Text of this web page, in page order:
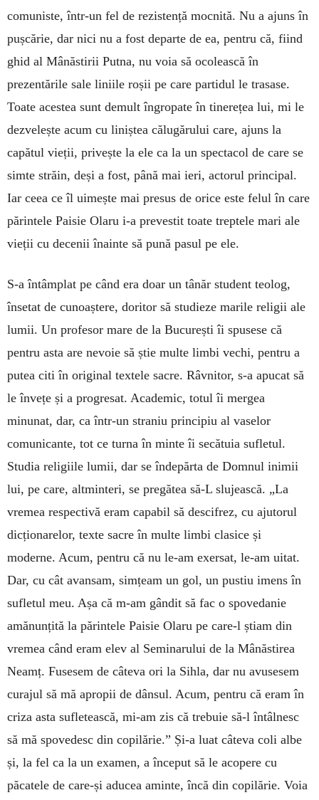
comuniste, într-un fel de rezistență mocnită. Nu a ajuns în
pușcărie, dar nici nu a fost departe de ea, pentru că, fiind
ghid al Mânăstirii Putna, nu voia să ocolească în
prezentările sale liniile roșii pe care partidul le trasase.
Toate acestea sunt demult îngropate în tinerețea lui, mi le
dezvelește acum cu liniștea călugărului care, ajuns la
capătul vieții, privește la ele ca la un spectacol de care se
simte străin, deși a fost, până mai ieri, actorul principal.
Iar ceea ce îl uimește mai presus de orice este felul în care
părintele Paisie Olaru i-a prevestit toate treptele mari ale
vieții cu decenii înainte să pună pasul pe ele.
S-a întâmplat pe când era doar un tânăr student teolog,
însetat de cunoaștere, doritor să studieze marile religii ale
lumii. Un profesor mare de la București îi spusese că
pentru asta are nevoie să știe multe limbi vechi, pentru a
putea citi în original textele sacre. Râvnitor, s-a apucat să
le învețe și a progresat. Academic, totul îi mergea
minunat, dar, ca într-un straniu principiu al vaselor
comunicante, tot ce turna în minte îi secătuia sufletul.
Studia religiile lumii, dar se îndepărta de Domnul inimii
lui, pe care, altminteri, se pregătea să-L slujească. „La
vremea respectivă eram capabil să descifrez, cu ajutorul
dicționarelor, texte sacre în multe limbi clasice și
moderne. Acum, pentru că nu le-am exersat, le-am uitat.
Dar, cu cât avansam, simțeam un gol, un pustiu ­imens în
sufletul meu. Așa că m-am gândit să fac o spovedanie
amănunțită la părintele Paisie Olaru pe care-l știam din
vremea când eram elev al Seminarului de la Mânăstirea
Neamț. Fusesem de câteva ori la Sihla, dar nu avusesem
curajul să mă apropii de dânsul. Acum, pentru că eram în
criza asta sufletească, mi-am zis că trebuie să-l întâlnesc
să mă spovedesc din copilărie.” Și-a luat câteva coli albe
și, la fel ca la un examen, a început să le acopere cu
păcatele de care-și aducea aminte, încă din copilărie. Voia